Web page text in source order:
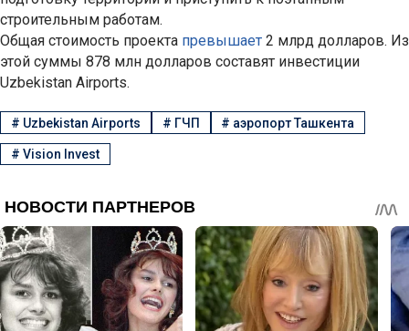
строительным работам.
Общая стоимость проекта превышает 2 млрд долларов. Из
этой суммы 878 млн долларов составят инвестиции
Uzbekistan Airports.
# Uzbekistan Airports # ГЧП # аэропорт Ташкента
# Vision Invest